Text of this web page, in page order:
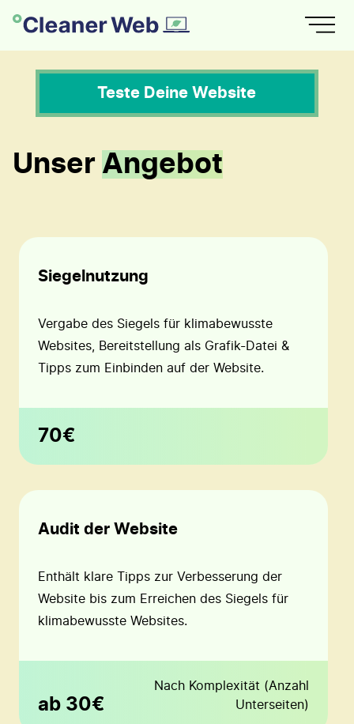
Teste Deine Website
Unser Angebot
Siegelnutzung
Vergabe des Siegels für klimabewusste
Websites, Bereitstellung als Grafik-Datei &
Tipps zum Einbinden auf der Website.
70€
Audit der Website
Enthält klare Tipps zur Verbesserung der
Website bis zum Erreichen des Siegels für
klimabewusste Websites.
ab 30€
Nach Komplexität (Anzahl
Unterseiten)